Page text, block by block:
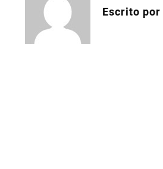
Escrito por